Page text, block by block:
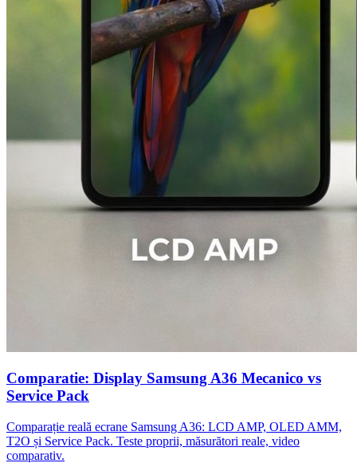
Comparatie: Display Samsung A36 Mecanico vs
Service Pack
Comparație reală ecrane Samsung A36: LCD AMP, OLED AMM,
T2O și Service Pack. Teste proprii, măsurători reale, video
comparativ.